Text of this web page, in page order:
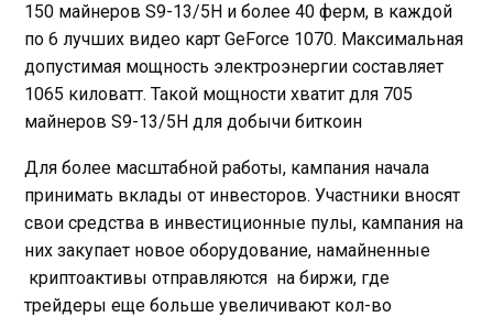
150 майнеров S9-13/5H и более 40 ферм, в каждой
по 6 лучших видео карт GeForce 1070. Максимальная
допустимая мощность электроэнергии составляет
1065 киловатт. Такой мощности хватит для 705
майнеров S9-13/5H для добычи биткоин
Для более масштабной работы, кампания начала
принимать вклады от инвесторов. Участники вносят
свои средства в инвестиционные пулы, кампания на
них закупает новое оборудование, намайненные
криптоактивы отправляются на биржи, где
трейдеры еще больше увеличивают кол-во